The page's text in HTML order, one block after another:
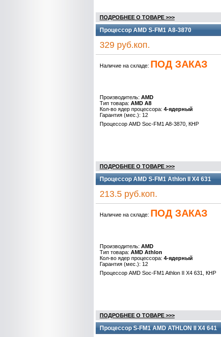
ПОДРОБНЕЕ О ТОВАРЕ >>>
Процессор AMD S-FM1 A8-3870
329 руб.коп.
Наличие на складе: ПОД ЗАКАЗ
Производитель: AMD
Тип товара: AMD A8
Кол-во ядер процессора: 4-ядерный
Гарантия (мес.): 12
Процессор AMD Soc-FM1 A8-3870, КНР
ПОДРОБНЕЕ О ТОВАРЕ >>>
Процессор AMD S-FM1 Athlon II X4 631
213.5 руб.коп.
Наличие на складе: ПОД ЗАКАЗ
Производитель: AMD
Тип товара: AMD Athlon
Кол-во ядер процессора: 4-ядерный
Гарантия (мес.): 12
Процессор AMD Soc-FM1 Athlon II X4 631, КНР
ПОДРОБНЕЕ О ТОВАРЕ >>>
Процессор S-FM1 AMD ATHLON II X4 641